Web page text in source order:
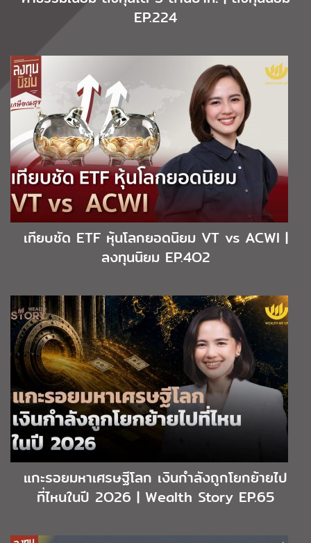
EP.224
เทียบชัด ETF หุ้นโลกยอดนิยม VT vs ACWI |
ลงทุนนิยม EP.4O2
แกะรอยมหาเศรษฐีโลก เงินกำลังถูกโยกย้ายไป
ที่ไหนในปี 2O26 | Wealth Story EP.65